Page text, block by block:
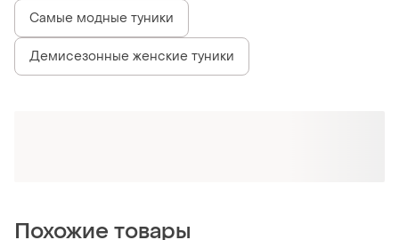
Самые модные туники
Демисезонные женские туники